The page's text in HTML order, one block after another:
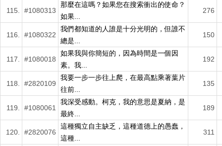
115. #1080313
那麼在這嗎？如果您在搜索衝出的使命？
如果...
276
116. #1080322
我們都知道的人誰是十分光明的，但誰不
總是...
150
117. #1080018
如果我與你簡短的，因為時間是一個因
素。我...
192
118. #2820109
我要一步一步往上爬，在最高點乘著葉片
往前...
135
119. #1080061
我深受感動。柯克，我的意思是夏納，是
最終...
189
120. #2820076
這種獨立自主缺乏，這種道德上的愚蠢，
這種...
311